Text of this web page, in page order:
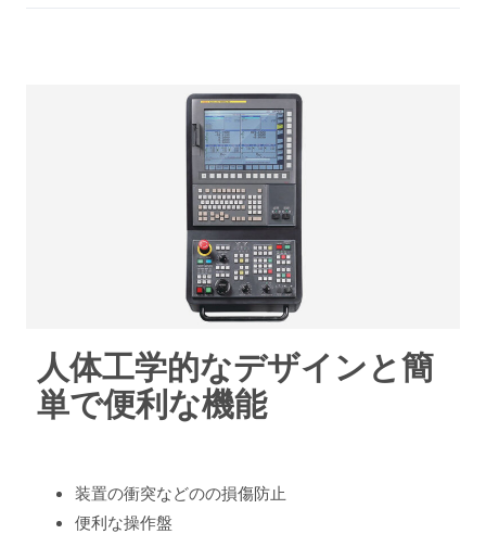
人体工学的なデザインと簡
単で便利な機能
装置の衝突などのの損傷防止
便利な操作盤